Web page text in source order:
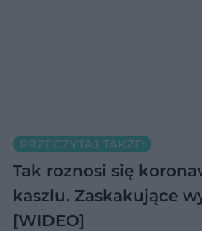
PRZECZYTAJ TAKŻE:
Tak roznosi się
kaszlu. Zaskakujące
[WIDEO]